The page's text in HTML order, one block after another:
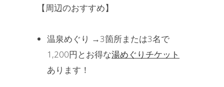
【周辺のおすすめ】
温泉めぐり →3箇所または3名で
1,200円とお得な湯めぐりチケット
あります！